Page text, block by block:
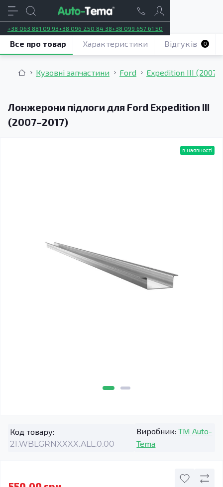
+38 063 881 09 93+38 096 250 84 38+38 099 657 61 50
Кузовні запчастини Ford Expedition III
Лонжерони підлоги для Ford Expedition III
(2007–2017)
Все про товар Характеристики Відгуків 0
в наявності
Код товару:
21.WBLGRNXXXX.ALL.0.00
Виробник: TM Auto-
Tema